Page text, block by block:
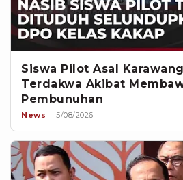
Siswa Pilot Asal
Terdakwa Akibat
Pembunuhan
News 5/08/2026